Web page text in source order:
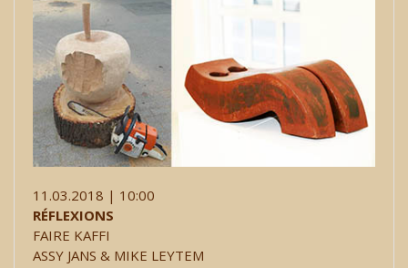
11.03.2018 | 10:00
RÉFLEXIONS
FAIRE KAFFI
ASSY JANS & MIKE LEYTEM